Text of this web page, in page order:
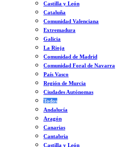
Castilla y León
Cataluña
Comunidad Valenciana
Extremadura
Galicia
La Rioja
Comunidad de Madrid
Comunidad Foral de Navarra
País Vasco
Región de Murcia
Ciudades Autónomas
Todos
Andalucía
Aragón
Canarias
Cantabria
Castilla y León